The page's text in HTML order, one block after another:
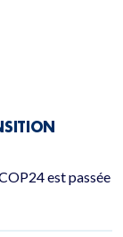
est passée